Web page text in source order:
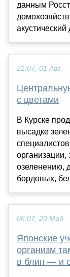
данным
21:07, 01 Авг
с цветами
В Курске
высадке
озеленению,
бордовых,
06:07, 20 Май
Японские
организм
в блин — и